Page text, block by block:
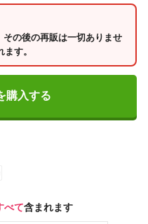
の後の再販は一切ありませ
す。
購入する
べて含まれます